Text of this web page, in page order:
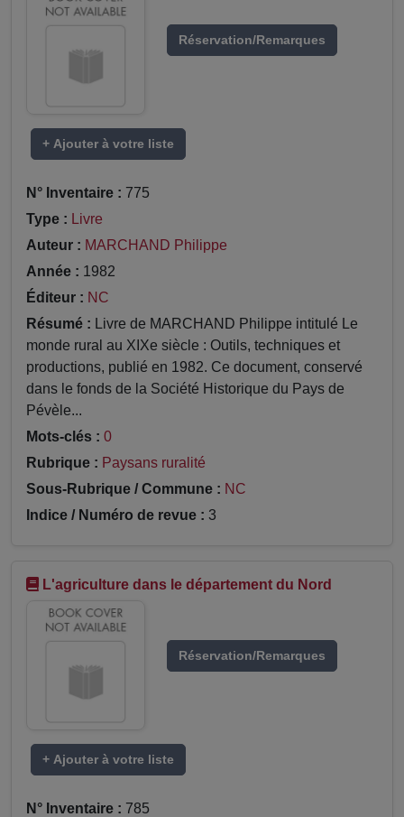
Réservation/Remarques
+ Ajouter à votre liste
N° Inventaire : 775
Type : Livre
Auteur : MARCHAND Philippe
Année : 1982
Éditeur : NC
Résumé : Livre de MARCHAND Philippe intitulé Le
monde rural au XIXe siècle : Outils, techniques et
productions, publié en 1982. Ce document, conservé
dans le fonds de la Société Historique du Pays de
Pévèle...
Mots-clés : 0
Rubrique : Paysans ruralité
Sous-Rubrique / Commune : NC
Indice / Numéro de revue : 3
L'agriculture dans le département du Nord
Réservation/Remarques
+ Ajouter à votre liste
N° Inventaire : 785